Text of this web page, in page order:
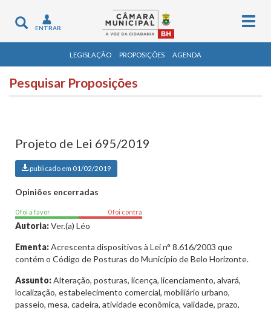
Toggle
navigation
ENTRAR
LEGISLAÇÃO PROPOSIÇÕES AGENDA
Pesquisar Proposições
Projeto de Lei 695/2019
publicado em 01/02/2019
Opiniões encerradas
0 foi a favor 0 foi contra
Autoria:Ver.(a) Léo
Ementa:Acrescenta dispositivos à Lei n° 8.616/2003 que
contém o Código de Posturas do Município de Belo Horizonte.
Assunto:Alteração, posturas, licença, licenciamento, alvará,
localização, estabelecimento comercial, mobiliário urbano,
passeio, mesa, cadeira, atividade econômica, validade, prazo,